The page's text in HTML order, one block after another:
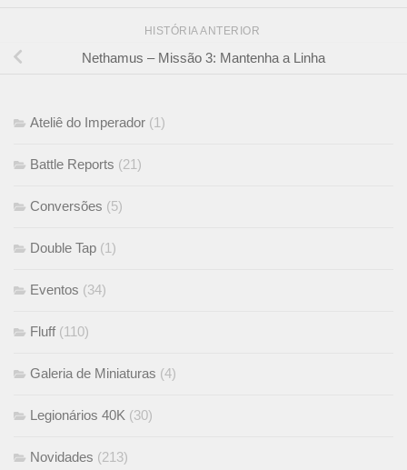
HISTÓRIA ANTERIOR
Nethamus – Missão 3: Mantenha a Linha
Ateliê do Imperador (1)
Battle Reports (21)
Conversões (5)
Double Tap (1)
Eventos (34)
Fluff (110)
Galeria de Miniaturas (4)
Legionários 40K (30)
Novidades (213)